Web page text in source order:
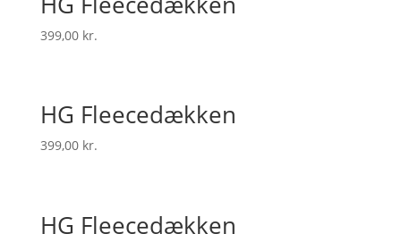
399,00 kr.
HG Fleecedækken
399,00 kr.
HG Fleecedækken